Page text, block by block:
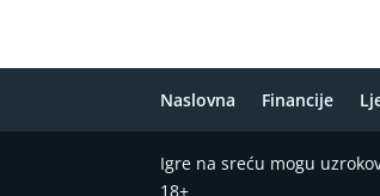
Naslovna Financije
Igre na sreću mogu
18+